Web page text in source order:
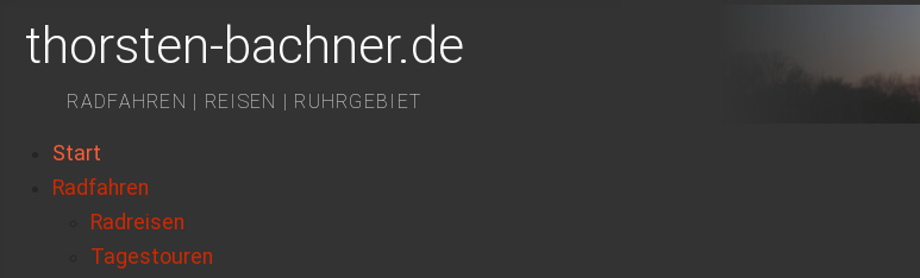
thorsten-bachner.de
RADFAHREN | REISEN | RUHRGEBIET
Start
Radfahren
Radreisen
Tagestouren